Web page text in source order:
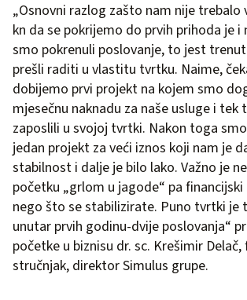
„Osnovni razlog zašto nam nije trebalo
kn da se pokrijemo do prvih prihoda je i
smo pokrenuli poslovanje, to jest
prešli raditi u vlastitu tvrtku. Naime,
dobijemo prvi projekt na kojem smo
mjesečnu naknadu za naše usluge i tek
zaposlili u svojoj tvrtki. Nakon toga
jedan projekt za veći iznos koji nam je
stabilnost i dalje je bilo lako. Važno je
početku „grlom u jagode“ pa
nego što se stabilizirate. Puno tvrtki je
unutar prvih godinu-dvije poslovanja“
početke u biznisu dr. sc. Krešimir Delač,
stručnjak, direktor Simulus grupe.